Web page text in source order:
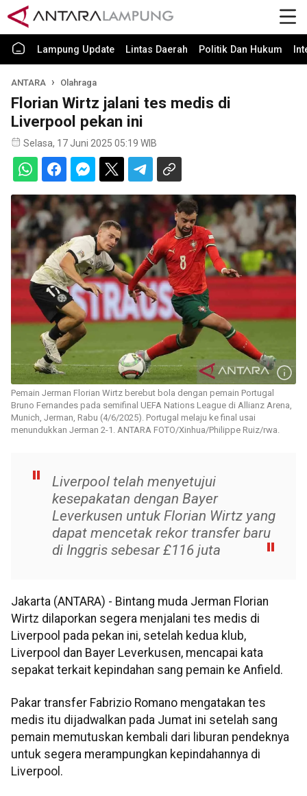
Lampung Update Lintas Daerah Politik Dan Hukum
ANTARA Olahraga
Florian Wirtz jalani tes medis di
Liverpool pekan ini
Selasa, 17 Juni 2025 05:19 WIB
Pemain Jerman Florian Wirtz berebut bola dengan pemain Portugal
Bruno Fernandes pada semifinal UEFA Nations League di Allianz Arena,
Munich, Jerman, Rabu (4/6/2025). Portugal melaju ke final usai
menundukkan Jerman 2-1. ANTARA FOTO/Xinhua/Philippe Ruiz/rwa.
Liverpool telah menyetujui
kesepakatan dengan Bayer
Leverkusen untuk Florian Wirtz yang
dapat mencetak rekor transfer baru
di Inggris sebesar £116 juta
Jakarta (ANTARA) - Bintang muda Jerman Florian
Wirtz dilaporkan segera menjalani tes medis di
Liverpool pada pekan ini, setelah kedua klub,
Liverpool dan Bayer Leverkusen, mencapai kata
sepakat terkait kepindahan sang pemain ke Anfield.
Pakar transfer Fabrizio Romano mengatakan tes
medis itu dijadwalkan pada Jumat ini setelah sang
pemain memutuskan kembali dari liburan pendeknya
untuk segera merampungkan kepindahannya di
Liverpool.